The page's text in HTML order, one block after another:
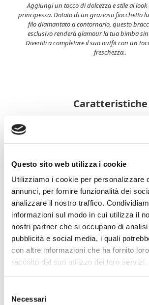
Questo sito web utilizza i cookie
Utilizziamo i cookie per personalizzare
annunci, per fornire funzionalità dei
analizzare il nostro traffico.
informazioni sul modo in cui utilizza il
nostri partner che si occupano di
pubblicità e social media, i quali
con altre informazioni che ha fornito
raccolto dal suo utilizzo dei loro servizi.
delNecessari
Aggiungi un tocco di dolcezza e stile al
principessa. Dotato di un grazioso fiocchetto
filo diamantato a contornarlo, questo
esclusivo renderà glamour la tua bimba
Divertiti a completare il suo outfit con un
freschezza..
Caratteristiche
Chiusura
Marca Dana L'or
Materiale oro 9kt
Produzione made in
Soggetto Fiocco
Questo articolo dal nomeBRACCIALE DA
IN ORO 9 KT, distribuito dal marchioDANA
che trovi nella categoriaBRACCIALI IN
MADE IN ITALY, è un prodotto al
ed il prezzo di questo prodotto è pari a€